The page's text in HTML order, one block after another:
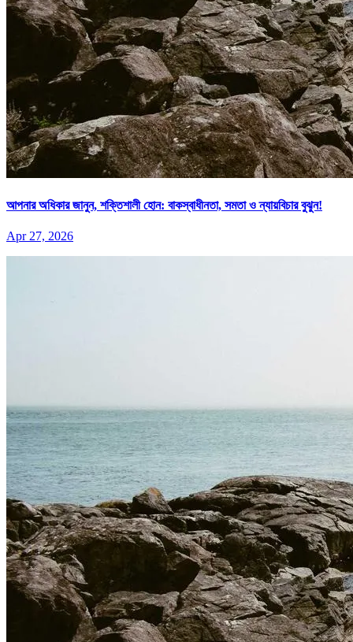
আপনার অধিকার জানুন, শক্তিশালী হোন: বাকস্বাধীনতা, সমতা ও ন্যায়বিচার বুঝুন!
Apr 27, 2026